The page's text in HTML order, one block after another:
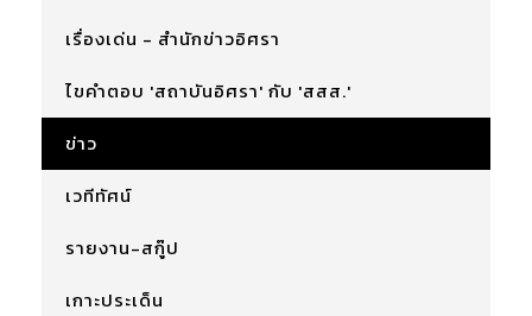
เรื่องเด่น - สำนักข่าวอิศรา
ไขคำตอบ 'สถาบันอิศรา' กับ 'สสส.'
ข่าว
เวทีทัศน์
รายงาน-สกู๊ป
เกาะประเด็น